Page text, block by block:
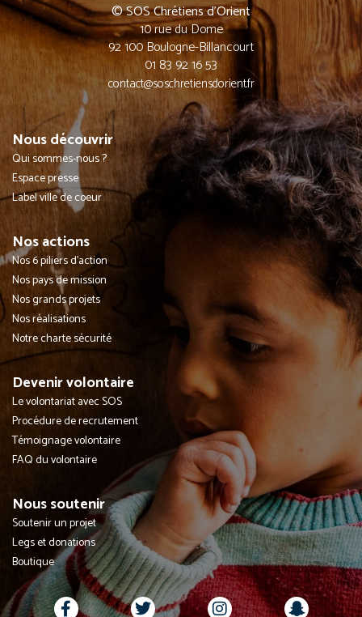
© SOS Chrétiens d’Orient
10 rue du Dome
92 100 Boulogne-Billancourt
01 83 92 16 53
contact@soschretiensdorient.fr
Nous découvrir
Qui sommes-nous ?
Espace presse
Label ville de coeur
Nos actions
Nos 6 piliers d'action
Nos pays de mission
Nos grands projets
Nos réalisations
Notre charte sécurité
Devenir volontaire
Le volontariat avec SOS
Procédure de recrutement
Témoignage volontaire
FAQ du volontaire
Nous soutenir
Soutenir un projet
Legs et donations
Boutique